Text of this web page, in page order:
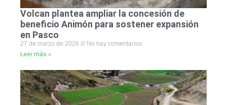
Volcan plantea ampliar la concesión de
beneficio Animón para sostener expansión
en Pasco
27 de marzo de 2026
No hay comentarios
Leer más »